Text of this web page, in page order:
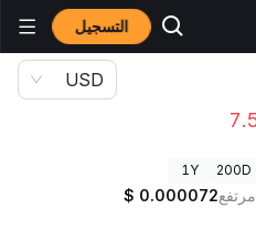
التسجيل
USD
200D
1Y
مرتفع $ 0.000072